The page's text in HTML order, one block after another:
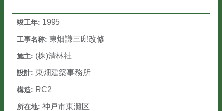
1995
東畑謙三邸改修
(株)清林社
東畑建築事務所
RC2
神戸市東灘区